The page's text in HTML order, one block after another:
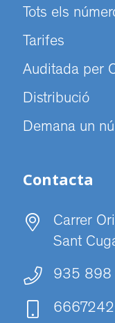
Tots els
Tarifes
Auditada per
Distribució
Demana un
Contacta
Carrer
Sant
935 898